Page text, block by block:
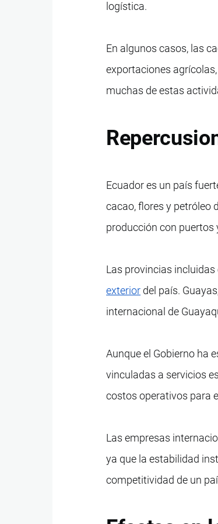
logística.
En algunos casos, las
exportaciones
muchas de estas
Ecuador es un país
cacao, flores y petróleo
producción con puertos
Las provincias
exterior del país.
internacional de
Aunque el Gobierno ha
vinculadas a servicios
costos operativos para
Las empresas
ya que la estabilidad
competitividad de un